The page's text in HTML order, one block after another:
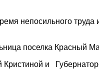
непосильного
поселка Красный
и